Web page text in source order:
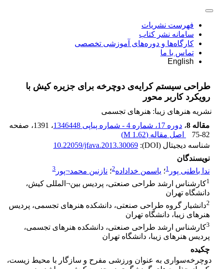
فهرست نشریات
سامانه نشر کتاب
کارگاه‌ها و دوره‌های آموزشی تخصصی
تماس با ما
English
طراحی سیستم کرایه‌ی دوچرخه برای جزیره کیش با
رویکرد کاربر محور
نشریه هنرهای زیبا: هنرهای تجسمی
مقاله 8
، دوره 17، شماره 4 - شماره پیاپی 1346448 ، 1391
، صفحه
75-82
اصل مقاله (1.62 M
)
شناسه دیجیتال (DOI):
10.22059/jfava.2013.30069
نویسندگان
ندا باطنی پور 1؛ یاسمن خداداده2؛ نازنین محمد¬پور 3
1کارشناس ارشد طراحی صنعتی، پردیس بین¬المللی کیش،
دانشگاه تهران
2دانشیار گروه طراحی صنعتی، دانشکده هنرهای تجسمی، پردیس
هنرهای زیبا، دانشگاه تهران
3کارشناس ارشد طراحی صنعتی، دانشکده هنرهای تجسمی،
پردیس هنرهای زیبا، دانشگاه تهران
چکیده
دوچرخه‌سواری به عنوان ورزشی مفرح و سازگار با محیط زیست،